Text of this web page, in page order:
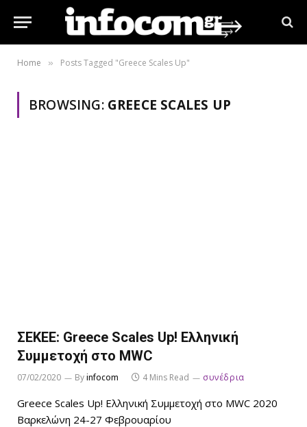
Home » Posts Tagged "Greece Scales Up"
BROWSING: GREECE SCALES UP
ΣΕΚΕΕ: Greece Scales Up! Ελληνική
Συμμετοχή στο MWC
07/02/2020 Byinfocom 4 Mins Read συνέδρια
Greece Scales Up! Ελληνική Συμμετοχή στο MWC 2020
Βαρκελώνη 24-27 Φεβρουαρίου